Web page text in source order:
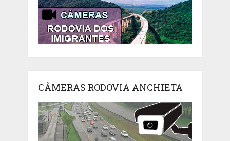
CÂMERAS RODOVIA ANCHIETA